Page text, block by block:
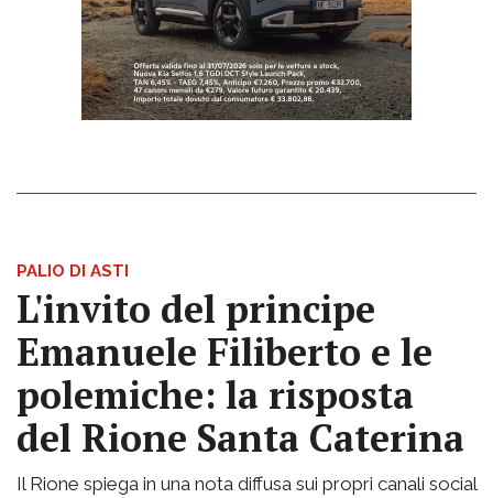
PALIO DI ASTI
L'invito del principe
Emanuele Filiberto e le
polemiche: la risposta
del Rione Santa Caterina
Il Rione spiega in una nota diffusa sui propri canali social